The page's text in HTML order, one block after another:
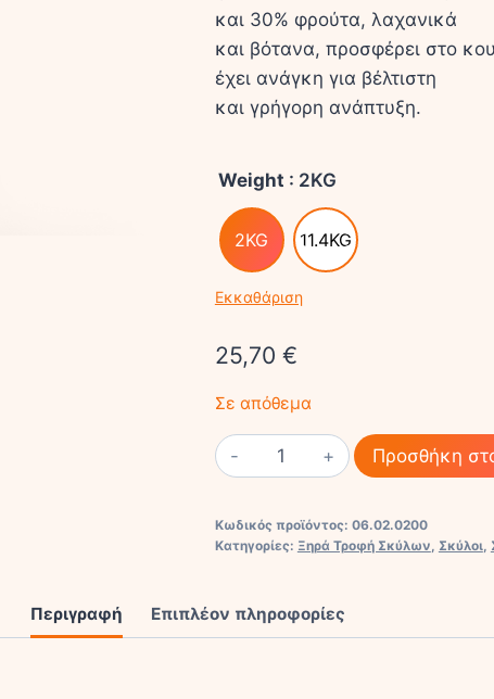
και 30% φρούτα, λαχανικά
και βότανα, προσφέρει στο
έχει ανάγκη για βέλτιστη
και γρήγορη ανάπτυξη.
Weight : 2KG
2KG 11.4KG
Εκκαθάριση
25,70 €
Σε απόθεμα
ACANA
PUPPY
JUNIOR
Προσθήκη
Κωδικός προϊόντος: 06.02.0200
Κατηγορίες: Ξηρά Τροφή Σκύλων Σκύλοι,
Περιγραφή Επιπλέον πληροφορίες